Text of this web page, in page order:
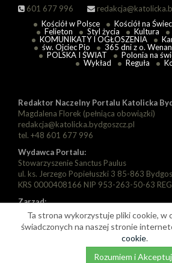
601 677 996
Kościół w Polsce Kościół na
Felieton
Styl życia Kultura
KOMUNIKATY I OGŁOSZENIA
św. Ojciec Pio
365 dni z o.
POLSKA I ŚWIAT
Polonia na
Wykład
Reguła
Redaktor Naczelny Portalu Katolicka
Magdalena Florek (pełniąca obowiązki)
redakcja@katolicka.bydgoszcz.pl
tel. +48 601 677 996
Wydawca Portalu:
Stowarzyszenie Sanctus Paulus
ul. ks. Jerzego Popiełuszki 3 85-863
KRS 0000408166 NIP 953-263-50-63
Zarząd:
Prezes: Piotr Florek
Wiceprezes: Paweł Szarapka
Wiceprezes: Michał Jędryka
Ta strona wykorzystuje pliki cookie, w
świadczonych na naszej stronie
cookie.
Rozumiem i